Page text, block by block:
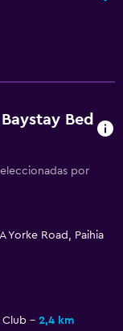
Bed
por
Yorke Road, Paihia
Club
2,4 km